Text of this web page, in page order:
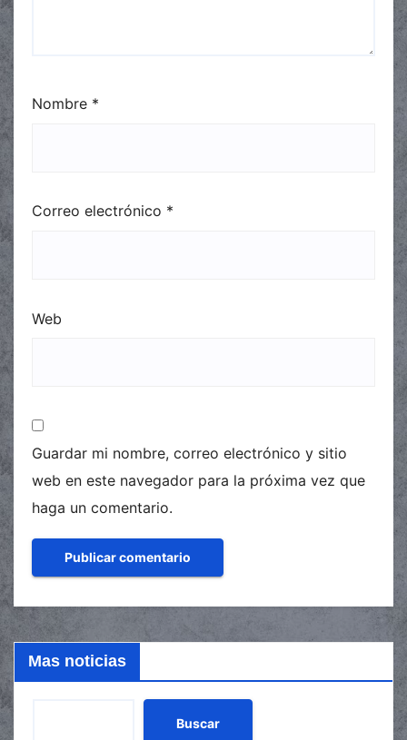
Nombre *
Correo electrónico *
Web
Guardar mi nombre, correo electrónico y sitio
web en este navegador para la próxima vez que
haga un comentario.
Mas noticias
Buscar